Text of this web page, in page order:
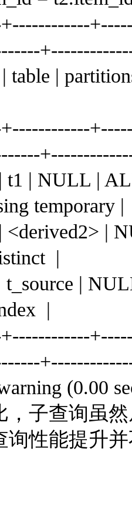
table |
t1 | NULL |
temporary |
|
|
|
|
(0.00
，子查询虽
询性能提升